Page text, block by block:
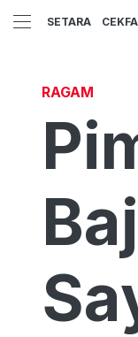
SETARA
RAGAM